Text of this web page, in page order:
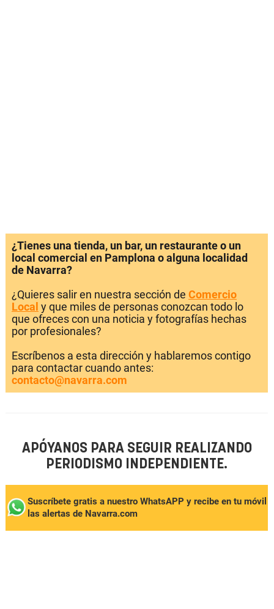
¿Tienes una tienda, un bar, un restaurante o un
local comercial en Pamplona o alguna localidad
de Navarra?
¿Quieres salir en nuestra sección de Comercio
Local y que miles de personas conozcan todo lo
que ofreces con una noticia y fotografías hechas
por profesionales?
Escríbenos a esta dirección y hablaremos contigo
para contactar cuando antes:
contacto@navarra.com
APÓYANOS PARA SEGUIR REALIZANDO
PERIODISMO INDEPENDIENTE.
Suscríbete gratis a nuestro WhatsAPP y recibe en tu móvil
las alertas de Navarra.com